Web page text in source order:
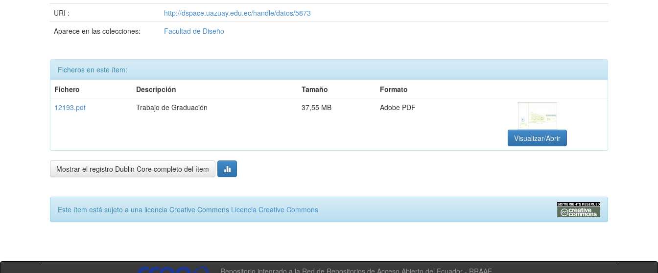
URI :
http://dspace.uazuay.edu.ec/handle/datos/5873
Aparece en las colecciones:
Facultad de Diseño
Ficheros en este ítem:
Fichero
Descripción Tamaño
Formato
12193.pdf
Trabajo de Graduación 37,55 MB Adobe PDF
Visualizar/Abrir
Mostrar el registro Dublin Core completo del ítem
Este ítem está sujeto a una licencia Creative Commons Licencia Creative Commons
Repositorio integrado a la Red de Repositorios de Acceso Abierto del Ecuador - RRAAE